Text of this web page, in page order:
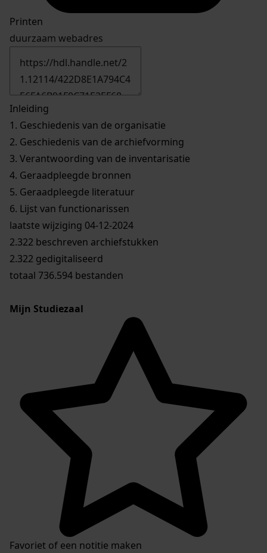
Printen
duurzaam webadres
Inleiding
1. Geschiedenis van de organisatie
2. Geschiedenis van de archiefvorming
3. Verantwoording van de inventarisatie
4. Geraadpleegde bronnen
5. Geraadpleegde literatuur
6. Lijst van functionarissen
laatste wijziging 04-12-2024
2.322 beschreven archiefstukken
2.322 gedigitaliseerd
totaal 736.594 bestanden
Mijn Studiezaal
Favoriet of een notitie maken